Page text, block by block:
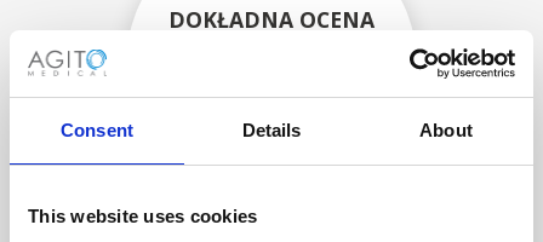
Consent Details About
This website uses cookies
DOKŁADNA OCENA